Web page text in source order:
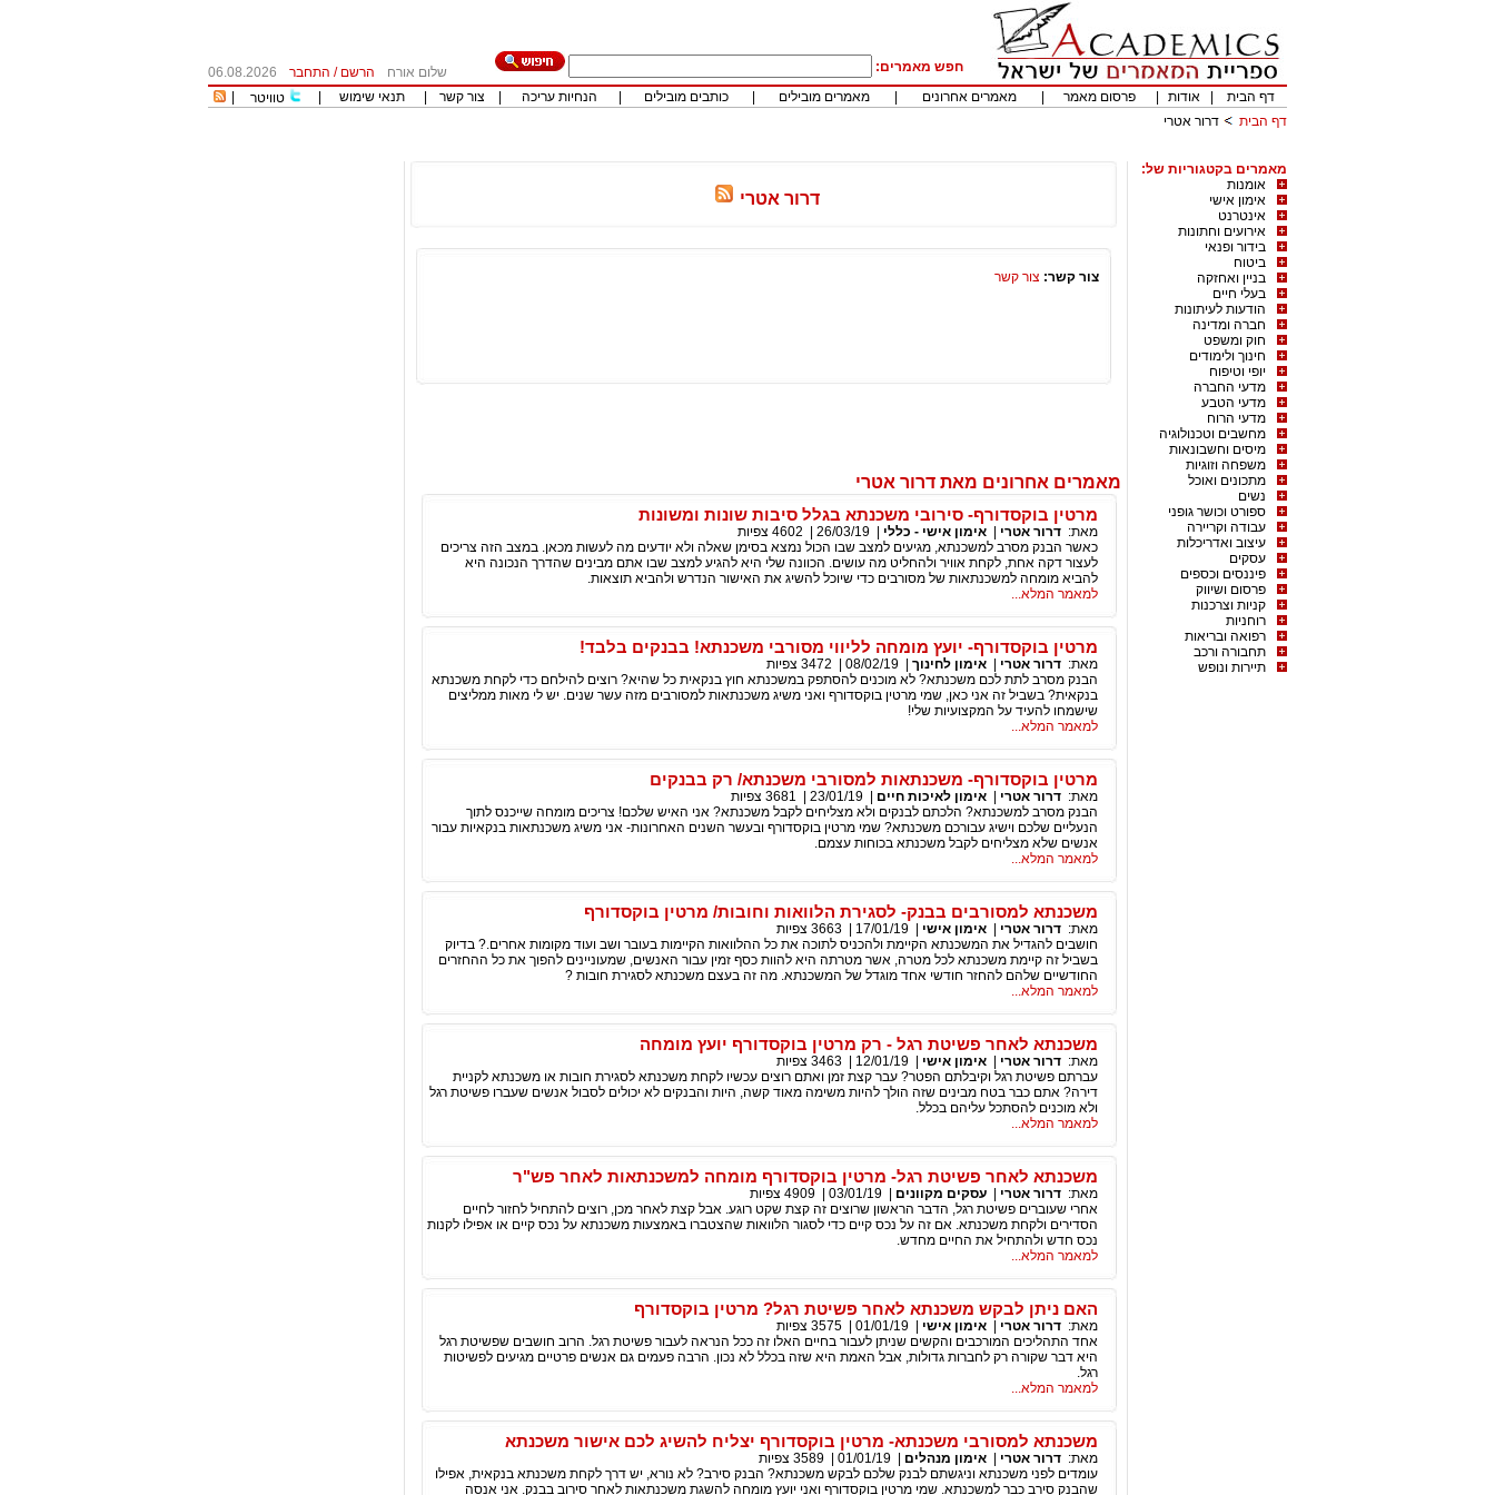
חפש מאמרים: שלום אורח הרשם / התחבר
06.08.2026
דף הבית
אודות פרסום מאמר מאמרים אחרונים מאמרים מובילים כותבים מובילים הנחיות עריכה צור קשר תנאי שימוש טוויטר
דף הבית
דרור אטרי
מאמרים בקטגוריות של:
אומנות
אימון אישי
אינטרנט
אירועים וחתונות
בידור ופנאי
ביטוח
בניין ואחזקה
בעלי חיים
הודעות לעיתונות
חברה ומדינה
חוק ומשפט
חינוך ולימודים
יופי וטיפוח
מדעי החברה
מדעי הטבע
מדעי הרוח
מחשבים וטכנולוגיה
מיסים וחשבונאות
משפחה וזוגיות
מתכונים ואוכל
נשים
ספורט וכושר גופני
עבודה וקריירה
עיצוב ואדריכלות
עסקים
פיננסים וכספים
פרסום ושיווק
קניות וצרכנות
רוחניות
רפואה ובריאות
תחבורה ורכב
תיירות ונופש
דרור אטרי
צור קשר: צור קשר
מאמרים אחרונים מאת דרור אטרי
מרטין בוקסדורף- סירובי משכנתא בגלל סיבות שונות ומשונות
מאת: דרור אטרי אימון אישי - כללי 26/03/19
4602 צפיות
כאשר הבנק מסרב למשכנתא, מגיעים למצב שבו הכול נמצא בסימן שאלה ולא יודעים מה לעשות מכאן. במצב הזה צריכים
לעצור דקה אחת, לקחת אוויר ולהחליט מה עושים. הכוונה שלי היא להגיע למצב שבו אתם מבינים שהדרך הנכונה היא
להביא מומחה למשכנתאות של מסורבים כדי שיוכל להשיג את האישור הנדרש ולהביא תוצאות.
למאמר המלא...
מרטין בוקסדורף- יועץ מומחה לליווי מסורבי משכנתא! בבנקים בלבד!
מאת: דרור אטרי אימון לחינוך 08/02/19
3472 צפיות
הבנק מסרב לתת לכם משכנתא? לא מוכנים להסתפק במשכנתא חוץ בנקאית כל שהיא? רוצים להילחם כדי לקחת משכנתא
בנקאית? בשביל זה אני כאן, שמי מרטין בוקסדורף ואני משיג משכנתאות למסורבים מזה עשר שנים. יש לי מאות ממליצים
שישמחו להעיד על המקצועיות שלי!
למאמר המלא...
מרטין בוקסדורף- משכנתאות למסורבי משכנתא/ רק בבנקים
מאת: דרור אטרי אימון לאיכות חיים 23/01/19
3681 צפיות
הבנק מסרב למשכנתא? הלכתם לבנקים ולא מצליחים לקבל משכנתא? אני האיש שלכם! צריכים מומחה שייכנס לתוך
הנעליים שלכם וישיג עבורכם משכנתא? שמי מרטין בוקסדורף ובעשר השנים האחרונות- אני משיג משכנתאות בנקאיות עבור
אנשים שלא מצליחים לקבל משכנתא בכוחות עצמם.
למאמר המלא...
משכנתא למסורבים בבנק- לסגירת הלוואות וחובות/ מרטין בוקסדורף
מאת: דרור אטרי אימון אישי 17/01/19
3663 צפיות
חושבים להגדיל את המשכנתא הקיימת ולהכניס לתוכה את כל ההלוואות הקיימות בעובר ושב ועוד מקומות אחרים.? בדיוק
בשביל זה קיימת משכנתא לכל מטרה, אשר מטרתה היא להוות כסף זמין עבור האנשים, שמעוניינים להפוך את כל ההחזרים
החודשיים שלהם להחזר חודשי אחד מוגדל של המשכנתא. מה זה בעצם משכנתא לסגירת חובות ?
למאמר המלא...
משכנתא לאחר פשיטת רגל - רק מרטין בוקסדורף יועץ מומחה
מאת: דרור אטרי אימון אישי 12/01/19
3463 צפיות
עברתם פשיטת רגל וקיבלתם הפטר? עבר קצת זמן ואתם רוצים עכשיו לקחת משכנתא לסגירת חובות או משכנתא לקניית
דירה? אתם כבר בטח מבינים שזה הולך להיות משימה מאוד קשה, היות והבנקים לא יכולים לסבול אנשים שעברו פשיטת רגל
ולא מוכנים להסתכל עליהם בכלל.
למאמר המלא...
משכנתא לאחר פשיטת רגל- מרטין בוקסדורף מומחה למשכנתאות לאחר פש"ר
מאת: דרור אטרי עסקים מקוונים 03/01/19
4909 צפיות
אחרי שעוברים פשיטת רגל, הדבר הראשון שרוצים זה קצת שקט רוגע. אבל קצת לאחר מכן, רוצים להתחיל לחזור לחיים
הסדירים ולקחת משכנתא. אם זה על נכס קיים כדי לסגור הלוואות שהצטברו באמצעות משכנתא על נכס קיים או אפילו לקנות
נכס חדש ולהתחיל את החיים מחדש.
למאמר המלא...
האם ניתן לבקש משכנתא לאחר פשיטת רגל? מרטין בוקסדורף
מאת: דרור אטרי אימון אישי 01/01/19
3575 צפיות
אחד התהליכים המורכבים והקשים שניתן לעבור בחיים האלו זה ככל הנראה לעבור פשיטת רגל. הרוב חושבים שפשיטת רגל
היא דבר שקורה רק לחברות גדולות, אבל האמת היא שזה בכלל לא נכון. הרבה פעמים גם אנשים פרטיים מגיעים לפשיטות
רגל.
למאמר המלא...
משכנתא למסורבי משכנתא- מרטין בוקסדורף יצליח להשיג לכם אישור משכנתא
מאת: דרור אטרי אימון מנהלים 01/01/19
3589 צפיות
עומדים לפני משכנתא וניגשתם לבנק שלכם לבקש משכנתא? הבנק סירב? לא נורא, יש דרך לקחת משכנתא בנקאית, אפילו
שהבנק סירב כבר למשכנתא. שמי מרטין בוקסדורף ואני יועץ מומחה להשגת משכנתאות לאחר סירוב בבנק. אני אנסה